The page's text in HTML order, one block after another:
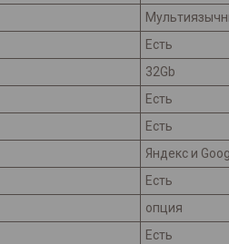
Есть
32Gb
Есть
Есть
Яндекс и
Есть
опция
Есть